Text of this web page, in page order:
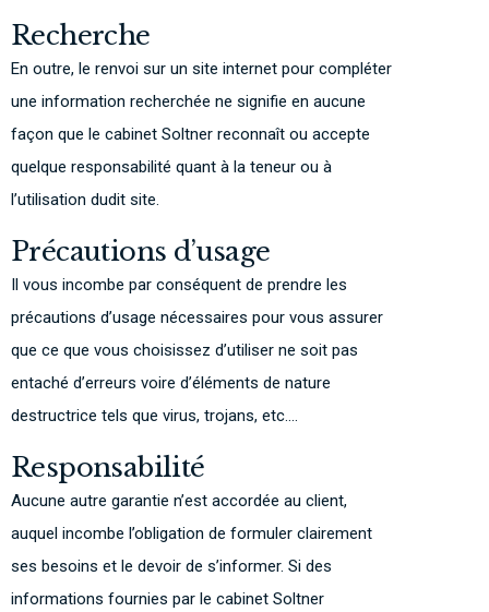
Recherche
En outre, le renvoi sur un site internet pour compléter
une information recherchée ne signifie en aucune
façon que le cabinet Soltner reconnaît ou accepte
quelque responsabilité quant à la teneur ou à
l’utilisation dudit site.
Précautions d’usage
Il vous incombe par conséquent de prendre les
précautions d’usage nécessaires pour vous assurer
que ce que vous choisissez d’utiliser ne soit pas
entaché d’erreurs voire d’éléments de nature
destructrice tels que virus, trojans, etc….
Responsabilité
Aucune autre garantie n’est accordée au client,
auquel incombe l’obligation de formuler clairement
ses besoins et le devoir de s’informer. Si des
informations fournies par le cabinet Soltner